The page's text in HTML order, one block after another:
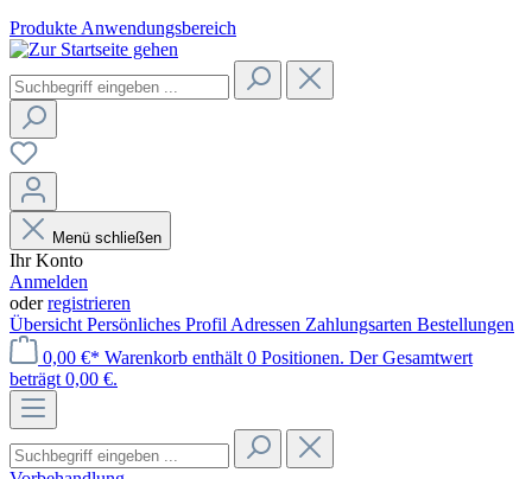
Produkte Anwendungsbereich
Menü schließen
Ihr Konto
Anmelden
oderregistrieren
Übersicht Persönliches Profil Adressen Zahlungsarten Bestellungen
0,00 €* Warenkorb enthält 0 Positionen. Der Gesamtwert
beträgt 0,00 €.